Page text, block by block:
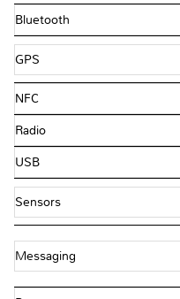
Bluetooth
GPS
NFC
Radio
USB
Sensors
Messaging